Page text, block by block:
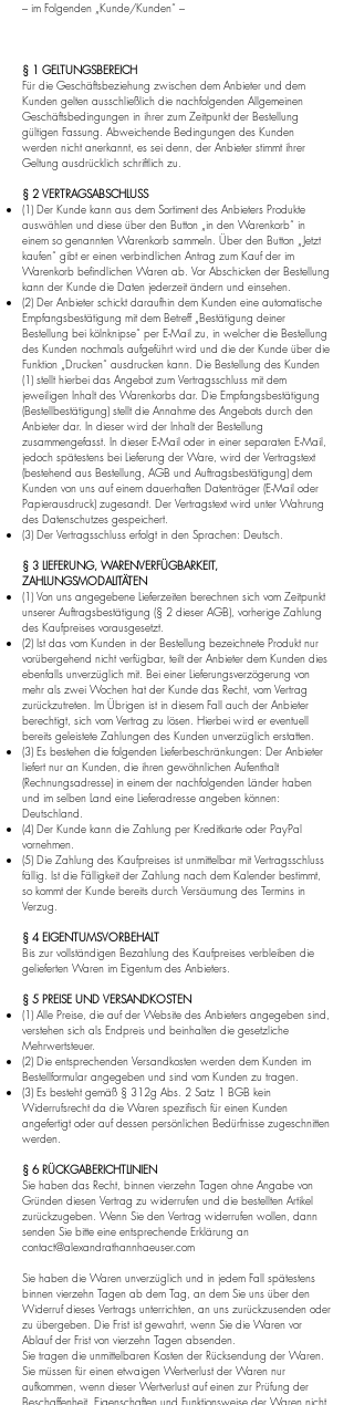
– im Folgenden „Kunde/Kunden“ –
§ 1 GELTUNGSBEREICH
Für die Geschäftsbeziehung zwischen dem Anbieter und dem
Kunden gelten ausschließlich die nachfolgenden Allgemeinen
Geschäftsbedingungen in ihrer zum Zeitpunkt der Bestellung
gültigen Fassung. Abweichende Bedingungen des Kunden
werden nicht anerkannt, es sei denn, der Anbieter stimmt ihrer
Geltung ausdrücklich schriftlich zu.
§ 2 VERTRAGSABSCHLUSS
(1) Der Kunde kann aus dem Sortiment des Anbieters Produkte
auswählen und diese über den Button „in den Warenkorb“ in
einem so genannten Warenkorb sammeln. Über den Button „Jetzt
kaufen“ gibt er einen verbindlichen Antrag zum Kauf der im
Warenkorb befindlichen Waren ab. Vor Abschicken der Bestellung
kann der Kunde die Daten jederzeit ändern und einsehen.
(2) Der Anbieter schickt daraufhin dem Kunden eine automatische
Empfangsbestätigung mit dem Betreff „Bestätigung deiner
Bestellung bei kölnknipse“ per E-Mail zu, in welcher die Bestellung
des Kunden nochmals aufgeführt wird und die der Kunde über die
Funktion „Drucken“ ausdrucken kann. Die Bestellung des Kunden
(1) stellt hierbei das Angebot zum Vertragsschluss mit dem
jeweiligen Inhalt des Warenkorbs dar. Die Empfangsbestätigung
(Bestellbestätigung) stellt die Annahme des Angebots durch den
Anbieter dar. In dieser wird der Inhalt der Bestellung
zusammengefasst. In dieser E-Mail oder in einer separaten E-Mail,
jedoch spätestens bei Lieferung der Ware, wird der Vertragstext
(bestehend aus Bestellung, AGB und Auftragsbestätigung) dem
Kunden von uns auf einem dauerhaften Datenträger (E-Mail oder
Papierausdruck) zugesandt. Der Vertragstext wird unter Wahrung
des Datenschutzes gespeichert.
(3) Der Vertragsschluss erfolgt in den Sprachen: Deutsch.
§ 3 LIEFERUNG, WARENVERFÜGBARKEIT,
ZAHLUNGSMODALITÄTEN
(1) Von uns angegebene Lieferzeiten berechnen sich vom Zeitpunkt
unserer Auftragsbestätigung (§ 2 dieser AGB), vorherige Zahlung
des Kaufpreises vorausgesetzt.
(2) Ist das vom Kunden in der Bestellung bezeichnete Produkt nur
vorübergehend nicht verfügbar, teilt der Anbieter dem Kunden dies
ebenfalls unverzüglich mit. Bei einer Lieferungsverzögerung von
mehr als zwei Wochen hat der Kunde das Recht, vom Vertrag
zurückzutreten. Im Übrigen ist in diesem Fall auch der Anbieter
berechtigt, sich vom Vertrag zu lösen. Hierbei wird er eventuell
bereits geleistete Zahlungen des Kunden unverzüglich erstatten.
(3) Es bestehen die folgenden Lieferbeschränkungen: Der Anbieter
liefert nur an Kunden, die ihren gewöhnlichen Aufenthalt
(Rechnungsadresse) in einem der nachfolgenden Länder haben
und im selben Land eine Lieferadresse angeben können:
Deutschland.
(4) Der Kunde kann die Zahlung per Kreditkarte oder PayPal
vornehmen.
(5) Die Zahlung des Kaufpreises ist unmittelbar mit Vertragsschluss
fällig. Ist die Fälligkeit der Zahlung nach dem Kalender bestimmt,
so kommt der Kunde bereits durch Versäumung des Termins in
Verzug.
§ 4 EIGENTUMSVORBEHALT
Bis zur vollständigen Bezahlung des Kaufpreises verbleiben die
gelieferten Waren im Eigentum des Anbieters.
§ 5 PREISE UND VERSANDKOSTEN
(1) Alle Preise, die auf der Website des Anbieters angegeben sind,
verstehen sich als Endpreis und beinhalten die gesetzliche
Mehrwertsteuer.
(2) Die entsprechenden Versandkosten werden dem Kunden im
Bestellformular angegeben und sind vom Kunden zu tragen.
(3) Es besteht gemäß § 312g Abs. 2 Satz 1 BGB kein
Widerrufsrecht da die Waren spezifisch für einen Kunden
angefertigt oder auf dessen persönlichen Bedürfnisse zugeschnitten
werden.
§ 6 RÜCKGABERICHTLINIEN
Sie haben das Recht, binnen vierzehn Tagen ohne Angabe von
Gründen diesen Vertrag zu widerrufen und die bestellten Artikel
zurückzugeben. Wenn Sie den Vertrag widerrufen wollen, dann
senden Sie bitte eine entsprechende Erklärung an
contact@alexandrathannhaeuser.com
Sie haben die Waren unverzüglich und in jedem Fall spätestens
binnen vierzehn Tagen ab dem Tag, an dem Sie uns über den
Widerruf dieses Vertrags unterrichten, an uns zurückzusenden oder
zu übergeben. Die Frist ist gewahrt, wenn Sie die Waren vor
Ablauf der Frist von vierzehn Tagen absenden.
Sie tragen die unmittelbaren Kosten der Rücksendung der Waren.
Sie müssen für einen etwaigen Wertverlust der Waren nur
aufkommen, wenn dieser Wertverlust auf einen zur Prüfung der